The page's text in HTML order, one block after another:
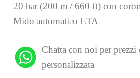
20 bar (200 m / 660 ft) con
Mido automatico ETA
Chatta con noi per prezzi
personalizzata